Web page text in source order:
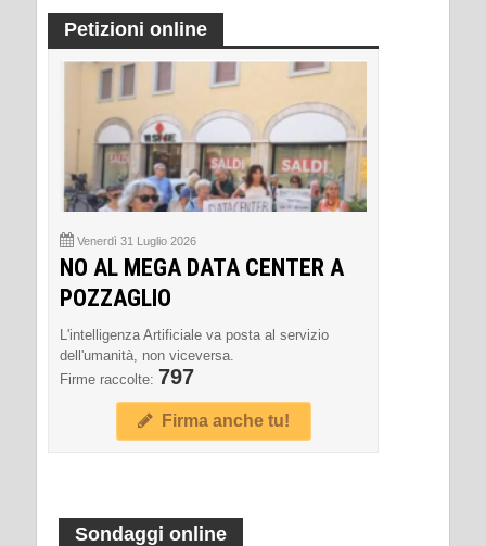
Petizioni online
Venerdì 31 Luglio 2026
NO AL MEGA DATA CENTER A
POZZAGLIO
L'intelligenza Artificiale va posta al servizio
dell'umanità, non viceversa.
Firme raccolte: 797
Firma anche tu!
Sondaggi online